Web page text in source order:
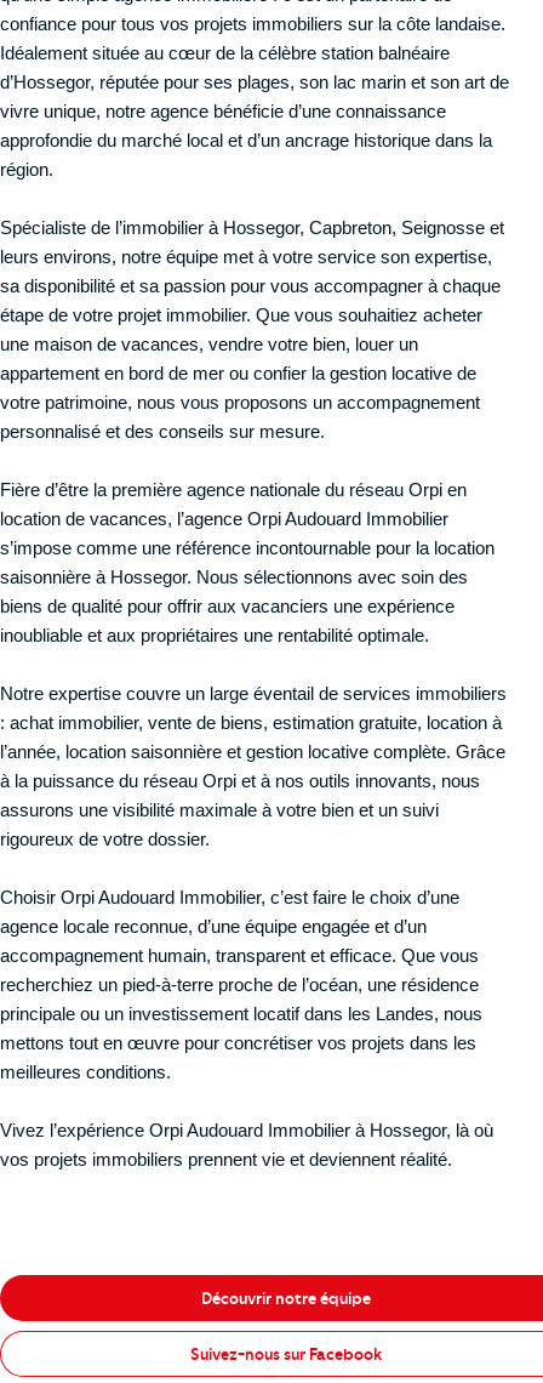
confiance pour tous vos projets immobiliers sur la côte landaise.
Idéalement située au cœur de la célèbre station balnéaire
d’Hossegor, réputée pour ses plages, son lac marin et son art de
vivre unique, notre agence bénéficie d’une connaissance
approfondie du marché local et d’un ancrage historique dans la
région.
Spécialiste de l’immobilier à Hossegor, Capbreton, Seignosse et
leurs environs, notre équipe met à votre service son expertise,
sa disponibilité et sa passion pour vous accompagner à chaque
étape de votre projet immobilier. Que vous souhaitiez acheter
une maison de vacances, vendre votre bien, louer un
appartement en bord de mer ou confier la gestion locative de
votre patrimoine, nous vous proposons un accompagnement
personnalisé et des conseils sur mesure.
Fière d’être la première agence nationale du réseau Orpi en
location de vacances, l’agence Orpi Audouard Immobilier
s’impose comme une référence incontournable pour la location
saisonnière à Hossegor. Nous sélectionnons avec soin des
biens de qualité pour offrir aux vacanciers une expérience
inoubliable et aux propriétaires une rentabilité optimale.
Notre expertise couvre un large éventail de services immobiliers
: achat immobilier, vente de biens, estimation gratuite, location à
l’année, location saisonnière et gestion locative complète. Grâce
à la puissance du réseau Orpi et à nos outils innovants, nous
assurons une visibilité maximale à votre bien et un suivi
rigoureux de votre dossier.
Choisir Orpi Audouard Immobilier, c’est faire le choix d’une
agence locale reconnue, d’une équipe engagée et d’un
accompagnement humain, transparent et efficace. Que vous
recherchiez un pied-à-terre proche de l’océan, une résidence
principale ou un investissement locatif dans les Landes, nous
mettons tout en œuvre pour concrétiser vos projets dans les
meilleures conditions.
Vivez l’expérience Orpi Audouard Immobilier à Hossegor, là où
vos projets immobiliers prennent vie et deviennent réalité.
Découvrir notre équipe
Suivez-nous sur Facebook